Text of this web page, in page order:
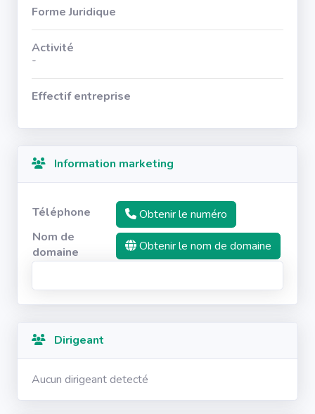
Forme Juridique
Activité
-
Effectif entreprise
Information marketing
Téléphone
Obtenir le numéro
Nom de
domaine
Obtenir le nom de domaine
Dirigeant
Aucun dirigeant detecté